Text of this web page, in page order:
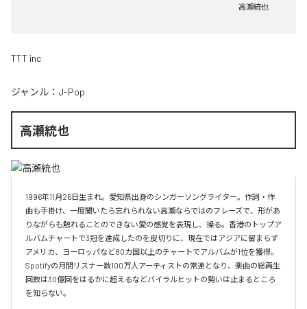
高瀬統也
TTT inc
ジャンル： J-Pop
高瀬統也
1996年11月26日生まれ。愛知県出身のシンガーソングライター。作詞・作
曲も手掛け、一度聞いたら忘れられない高瀬ならではのフレーズで、形があ
りながらも触れることのできない愛の感覚を表現し、操る。香港のトップア
ルバムチャートで3冠を達成したのを皮切りに、現在ではアジアに留まらず
アメリカ、ヨーロッパなど80カ国以上のチャートでアルバムが1位を獲得。
Spotifyの月間リスナー数100万人アーティストの常連となり、楽曲の総再生
回数は30億回をはるかに超えるなどバイラルヒットの勢いは止まるところ
を知らない。